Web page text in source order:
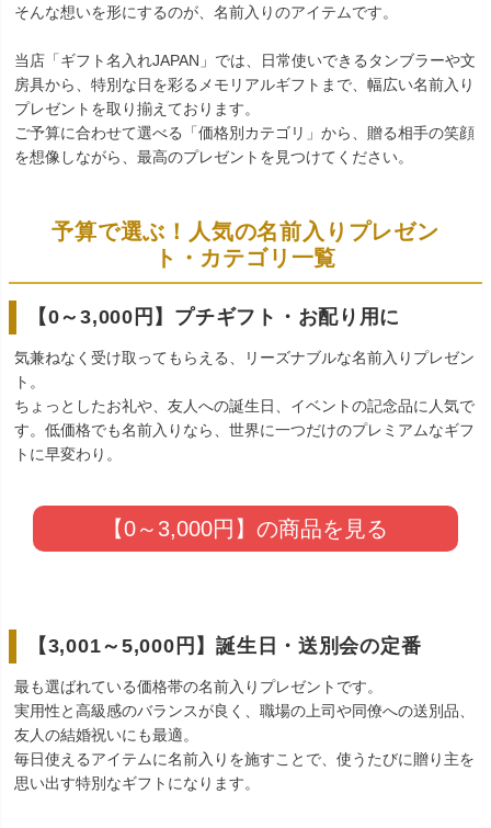
そんな想いを形にするのが、名前入りのアイテムです。
当店「ギフト名入れJAPAN」では、日常使いできるタンブラーや文
房具から、特別な日を彩るメモリアルギフトまで、幅広い名前入り
プレゼントを取り揃えております。
ご予算に合わせて選べる「価格別カテゴリ」から、贈る相手の笑顔
を想像しながら、最高のプレゼントを見つけてください。
予算で選ぶ！人気の名前入りプレゼン
ト・カテゴリ一覧
【0～3,000円】プチギフト・お配り用に
気兼ねなく受け取ってもらえる、リーズナブルな名前入りプレゼン
ト。
ちょっとしたお礼や、友人への誕生日、イベントの記念品に人気で
す。低価格でも名前入りなら、世界に一つだけのプレミアムなギフ
トに早変わり。
【0～3,000円】の商品を見る
【3,001～5,000円】誕生日・送別会の定番
最も選ばれている価格帯の名前入りプレゼントです。
実用性と高級感のバランスが良く、職場の上司や同僚への送別品、
友人の結婚祝いにも最適。
毎日使えるアイテムに名前入りを施すことで、使うたびに贈り主を
思い出す特別なギフトになります。